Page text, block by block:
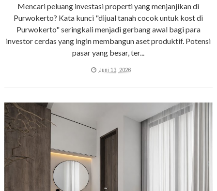
Mencari peluang investasi properti yang menjanjikan di
Purwokerto? Kata kunci "dijual tanah cocok untuk kost di
Purwokerto" seringkali menjadi gerbang awal bagi para
investor cerdas yang ingin membangun aset produktif. Potensi
pasar yang besar, ter...
Juni 13, 2026